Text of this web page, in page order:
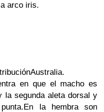
arco iris.
en que el macho es
la segunda aleta dorsal y
la hembra son